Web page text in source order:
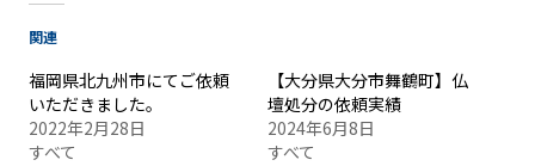
関連
福岡県北九州市にてご依頼
いただきました。
2022年2月28日
すべて
【大分県大分市舞鶴町】仏
壇処分の依頼実績
2024年6月8日
すべて